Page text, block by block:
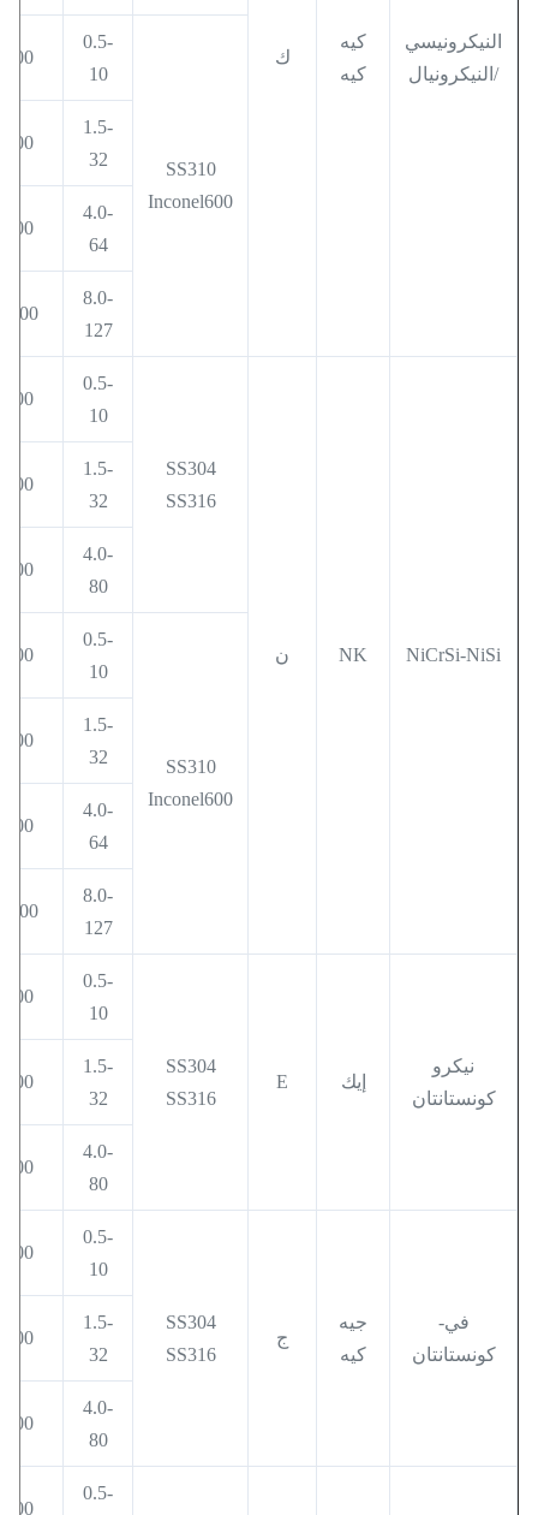
النيكرونيسي
/النيكرونيال
كيه
كيه
ك
SS310
Inconel600
0.5-
10
500
1.5-
32
800
4.0-
64
900
8.0-
127
1000
NiCrSi-NiSi
NK ن
SS304
SS316
0.5-
10
400
1.5-
32
600
4.0-
80
800
SS310
Inconel600
0.5-
10
500
1.5-
32
800
4.0-
64
900
8.0-
127
1000
نيكرو
كونستانتان
إيك E
SS304
SS316
0.5-
10
400
1.5-
32
600
4.0-
80
800
في-
كونستانتان
جيه
كيه
ج
SS304
SS316
0.5-
10
400
1.5-
32
600
4.0-
80
800
0.5-
400